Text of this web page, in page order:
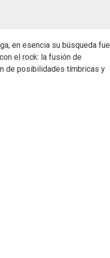
en esencia su búsqueda fue
el rock: la fusión de
de posibilidades tímbricas y